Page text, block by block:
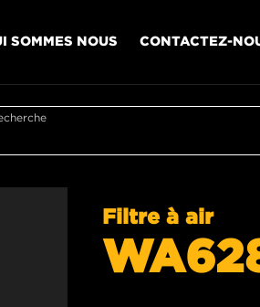
SOMMES NOUS CONTACTEZ-
Filtre à air